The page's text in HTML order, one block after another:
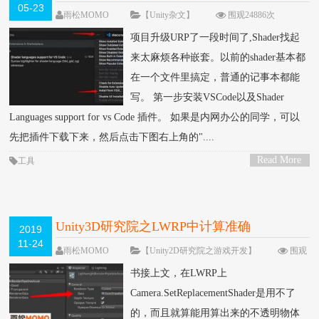
05-23
雨松MOMO 【Unity杂文】
围观24886次
4 条评论
项目升级URP了一段时间了,Shader找起
来太麻烦各种嵌套。以前的shader基本都
在一个文件里搞定，普通的记事本都能
写。 第一步安装VSCode以及Shader
Languages support for vs Code 插件。 如果是内网办公的同学，可以
先把插件下载下来，然后点击下图右上角的"....
Read More
工具
2019
11-24
Unity3D研究院之LWRP中计算准确
overdraw（一百一十）
雨松MOMO 【Unity2D研究院之游戏开发】
围观
12072次
4 条评论
书接上文，在LWRP上
Camera.SetReplacementShader是用不了
的，而且就算能用算出来的不透明物体